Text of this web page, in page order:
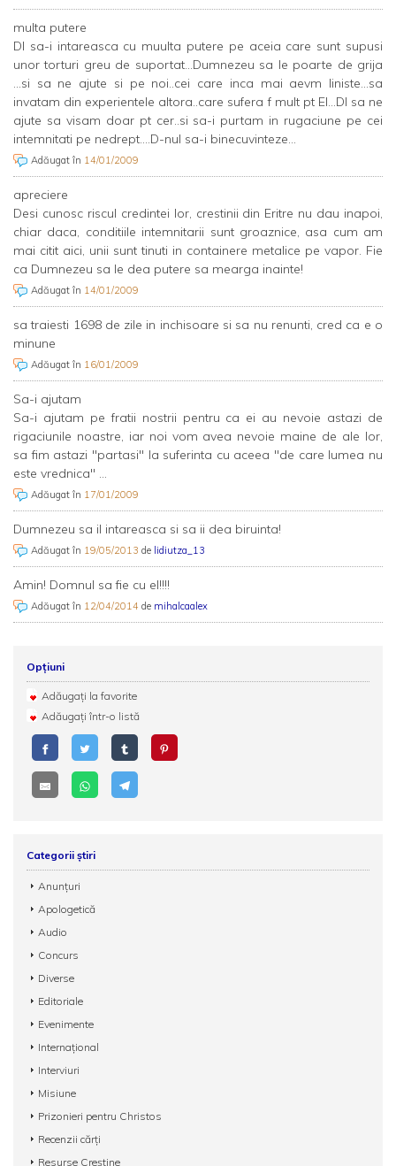
multa putere
Dl sa-i intareasca cu muulta putere pe aceia care sunt supusi
unor torturi greu de suportat...Dumnezeu sa le poarte de grija
...si sa ne ajute si pe noi..cei care inca mai aevm liniste...sa
invatam din experientele altora..care sufera f mult pt El...Dl sa ne
ajute sa visam doar pt cer..si sa-i purtam in rugaciune pe cei
intemnitati pe nedrept....D-nul sa-i binecuvinteze...
Adăugat în 14/01/2009
apreciere
Desi cunosc riscul credintei lor, crestinii din Eritre nu dau inapoi,
chiar daca, conditiile intemnitarii sunt groaznice, asa cum am
mai citit aici, unii sunt tinuti in containere metalice pe vapor. Fie
ca Dumnezeu sa le dea putere sa mearga inainte!
Adăugat în 14/01/2009
sa traiesti 1698 de zile in inchisoare si sa nu renunti, cred ca e o
minune
Adăugat în 16/01/2009
Sa-i ajutam
Sa-i ajutam pe fratii nostrii pentru ca ei au nevoie astazi de
rigaciunile noastre, iar noi vom avea nevoie maine de ale lor,
sa fim astazi "partasi" la suferinta cu aceea "de care lumea nu
este vrednica" ...
Adăugat în 17/01/2009
Dumnezeu sa il intareasca si sa ii dea biruinta!
Adăugat în 19/05/2013 de lidiutza_13
Amin! Domnul sa fie cu el!!!!
Adăugat în 12/04/2014 de mihalcaalex
Opțiuni
Adăugați la favorite
Adăugați într-o listă
Categorii știri
Anunțuri
Apologetică
Audio
Concurs
Diverse
Editoriale
Evenimente
Internațional
Interviuri
Misiune
Prizonieri pentru Christos
Recenzii cărți
Resurse Creștine